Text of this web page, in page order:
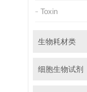
Toxin
生物耗材类
细胞生物试剂